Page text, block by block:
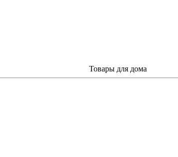
Товары для дома